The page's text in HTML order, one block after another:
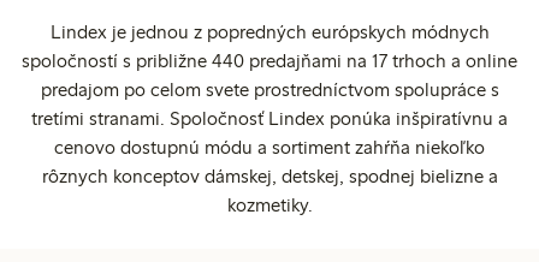
Lindex je jednou z popredných európskych módnych
spoločností s približne 440 predajňami na 17 trhoch a online
predajom po celom svete prostredníctvom spolupráce s
tretími stranami. Spoločnosť Lindex ponúka inšpiratívnu a
cenovo dostupnú módu a sortiment zahŕňa niekoľko
rôznych konceptov dámskej, detskej, spodnej bielizne a
kozmetiky.